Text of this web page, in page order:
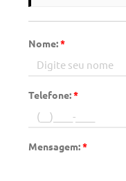
Nome:*
Telefone:*
Mensagem:*